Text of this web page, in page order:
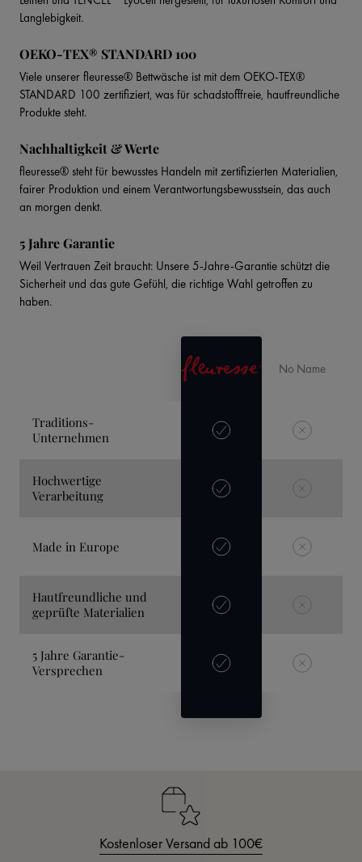
No Name
Traditions-
Unternehmen
Hochwertige
Verarbeitung
Made in Europe
Hautfreundliche und
geprüfte Materialien
5 Jahre Garantie-
Versprechen
Langlebigkeit.
OEKO-TEX® STANDARD 100
Viele unserer fleuresse® Bettwäsche ist mit dem OEKO-TEX®
STANDARD 100 zertifiziert, was für schadstofffreie, hautfreundliche
Produkte steht.
Nachhaltigkeit & Werte
fleuresse® steht für bewusstes Handeln mit zertifizierten Materialien,
fairer Produktion und einem Verantwortungsbewusstsein, das auch
an morgen denkt.
5 Jahre Garantie
Weil Vertrauen Zeit braucht: Unsere 5-Jahre-Garantie schützt die
Sicherheit und das gute Gefühl, die richtige Wahl getroffen zu
haben.
Kostenloser Versand ab 100€